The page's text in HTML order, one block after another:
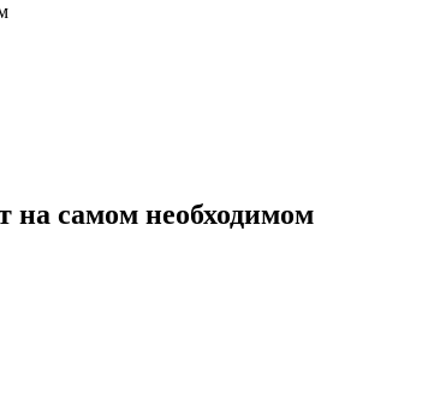
на самом необходимом